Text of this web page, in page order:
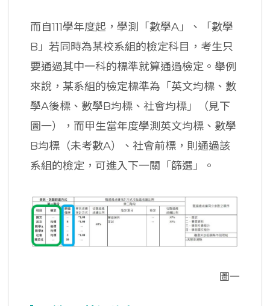
而自111學年度起，學測「數學A」、「數學
B」若同時為某校系組的檢定科目，考生只
要通過其中一科的標準就算通過檢定。舉例
來說，某系組的檢定標準為「英文均標、數
學A後標、數學B均標、社會均標」（見下
圖一），而甲生當年度學測英文均標、數學
B均標（未考數A）、社會前標，則通過該
系組的檢定，可進入下一關「篩選」。
圖一